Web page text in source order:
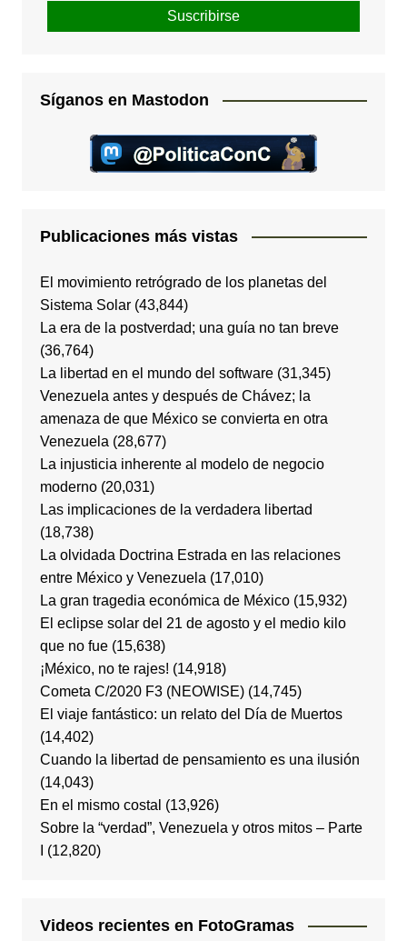
Síganos en Mastodon
Publicaciones más vistas
El movimiento retrógrado de los planetas del
Sistema Solar (43,844)
La era de la postverdad; una guía no tan breve
(36,764)
La libertad en el mundo del software (31,345)
Venezuela antes y después de Chávez; la
amenaza de que México se convierta en otra
Venezuela (28,677)
La injusticia inherente al modelo de negocio
moderno (20,031)
Las implicaciones de la verdadera libertad
(18,738)
La olvidada Doctrina Estrada en las relaciones
entre México y Venezuela (17,010)
La gran tragedia económica de México (15,932)
El eclipse solar del 21 de agosto y el medio kilo
que no fue (15,638)
¡México, no te rajes! (14,918)
Cometa C/2020 F3 (NEOWISE) (14,745)
El viaje fantástico: un relato del Día de Muertos
(14,402)
Cuando la libertad de pensamiento es una ilusión
(14,043)
En el mismo costal (13,926)
Sobre la “verdad”, Venezuela y otros mitos – Parte
(12,820)
Videos recientes en FotoGramas